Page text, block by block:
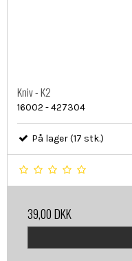
Kniv - K2
16002 - 427304
På lager (17 stk.)
39,00 DKK